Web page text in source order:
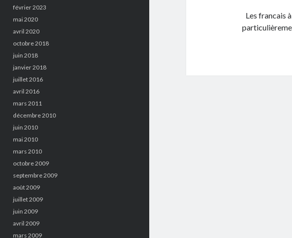
février 2023
mai 2020
avril 2020
octobre 2018
juin 2018
janvier 2018
juillet 2016
avril 2016
mars 2011
décembre 2010
juin 2010
mai 2010
mars 2010
octobre 2009
septembre 2009
août 2009
juillet 2009
juin 2009
avril 2009
mars 2009
Les francais